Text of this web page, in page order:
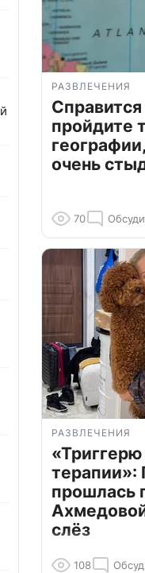
РАЗВЛЕЧЕНИЯ
пройдите
очень
70
РАЗВЛЕЧЕНИЯ
«Триггерю
терапии»:
прошлась
слёз
108